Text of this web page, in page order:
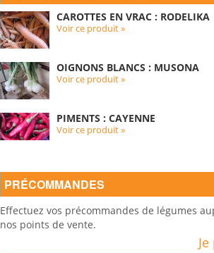
CAROTTES EN VRAC : RODELIKA
Voir ce produit »
OIGNONS BLANCS : MUSONA
Voir ce produit »
PIMENTS : CAYENNE
Voir ce produit »
PRÉCOMMANDES
Effectuez vos précommandes de légumes
nos points de vente.